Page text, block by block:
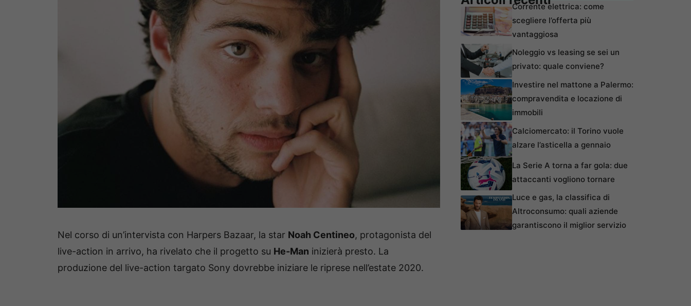
Nel corso di un’intervista con Harpers Bazaar, la star Noah Centineo, protagonista del
live-action in arrivo, ha rivelato che il progetto su He-Man inizierà presto. La
produzione del live-action targato Sony dovrebbe iniziare le riprese nell’estate 2020.
Corrente elettrica: come
scegliere l’offerta più
vantaggiosa
Noleggio vs leasing se sei un
privato: quale conviene?
Investire nel mattone a Palermo:
compravendita e locazione di
immobili
Calciomercato: il Torino vuole
alzare l’asticella a gennaio
La Serie A torna a far gola: due
attaccanti vogliono tornare
Luce e gas, la classifica di
Altroconsumo: quali aziende
garantiscono il miglior servizio